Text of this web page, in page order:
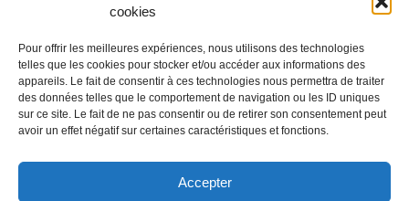
cookies
Pour offrir les meilleures expériences, nous utilisons des technologies
telles que les cookies pour stocker et/ou accéder aux informations des
appareils. Le fait de consentir à ces technologies nous permettra de traiter
des données telles que le comportement de navigation ou les ID uniques
sur ce site. Le fait de ne pas consentir ou de retirer son consentement peut
avoir un effet négatif sur certaines caractéristiques et fonctions.
Accepter
Cartes bancaires (VISA, Mastercard et AMEX)
Cryptomonnaies (BTC)